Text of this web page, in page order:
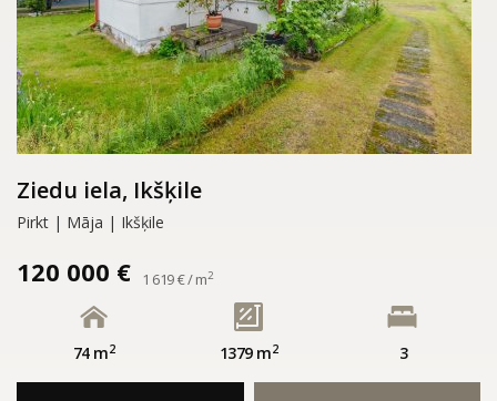
Ziedu iela, Ikšķile
Pirkt | Māja | Ikšķile
120 000 € 1 619 € / m2
74 m2 1379 m2 3